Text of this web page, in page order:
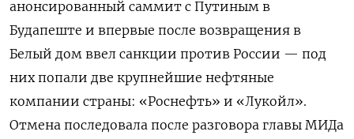
анонсированный саммит с Путиным в
Будапеште и впервые после возвращения в
Белый дом ввел санкции против России — под
них попали две крупнейшие нефтяные
компании страны: «Роснефть» и «Лукойл».
Отмена последовала после разговора главы МИДа